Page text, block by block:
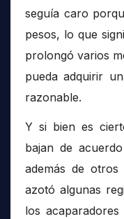
seguía caro
pesos, lo que
prolongó varios
pueda adquirir
razonable.
Y si bien es
bajan de
además de
azotó algunas
los